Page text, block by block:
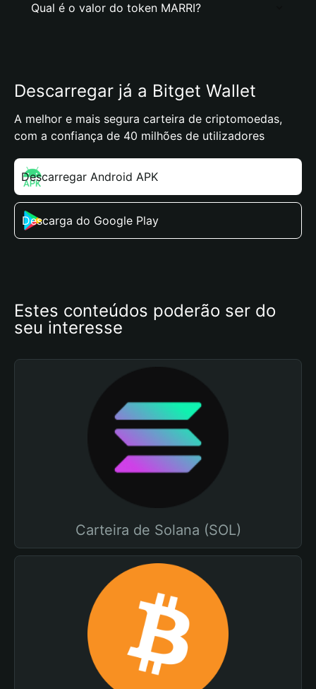
Qual é o valor do token MARRI?
Descarregar já a Bitget Wallet
A melhor e mais segura carteira de criptomoedas,
com a confiança de 40 milhões de utilizadores
Descarregar Android APK
Descarga do Google Play
Estes conteúdos poderão ser do
seu interesse
Carteira de Solana (SOL)